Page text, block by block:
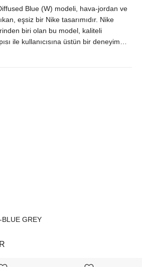
Blue (W) modeli, hava-jordan ve
eşsiz bir Nike tasarımıdır. Nike
biri olan bu model, kaliteli
ile kullanıcısına üstün bir deneyim
kaçırmayın.
GREY